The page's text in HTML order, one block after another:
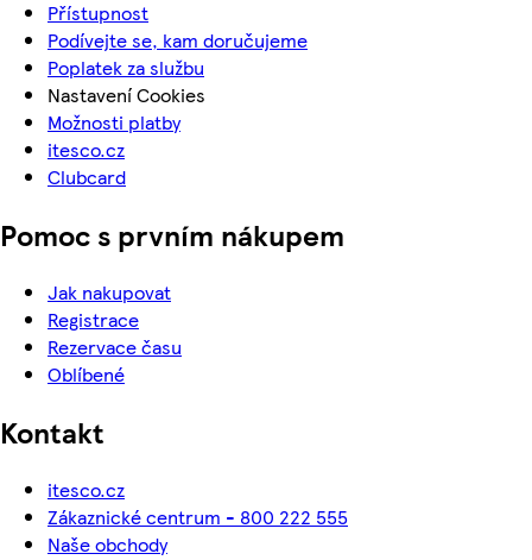
Přístupnost
Podívejte se, kam doručujeme
Poplatek za službu
Nastavení Cookies
Možnosti platby
itesco.cz
Clubcard
Pomoc s prvním nákupem
Jak nakupovat
Registrace
Rezervace času
Oblíbené
Kontakt
itesco.cz
Zákaznické centrum - 800 222 555
Naše obchody